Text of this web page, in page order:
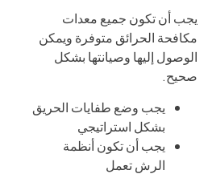
يجب أن تكون جميع معدات
مكافحة الحرائق متوفرة ويمكن
الوصول إليها وصيانتها بشكل
صحيح.
يجب وضع طفايات الحريق
بشكل استراتيجي
يجب أن تكون أنظمة
الرش تعمل